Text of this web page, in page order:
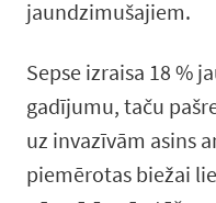
jaundzimušajiem.
Sepse izraisa 18 %
gadījumu, taču
uz invazīvām asins
piemērotas biežai